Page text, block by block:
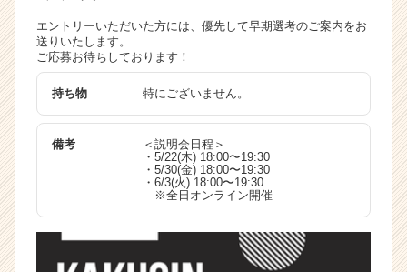
エントリーいただいた方には、優先して早期選考のご案内をお
送りいたします。
ご応募お待ちしております！
持ち物 特にございません。
備考
＜説明会日程＞
・5/22(木) 18:00〜19:30
・5/30(金) 18:00〜19:30
・6/3(火) 18:00〜19:30
※全日オンライン開催